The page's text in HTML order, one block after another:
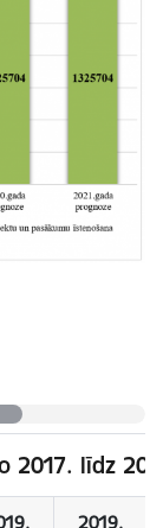
2017. līdz
2019.